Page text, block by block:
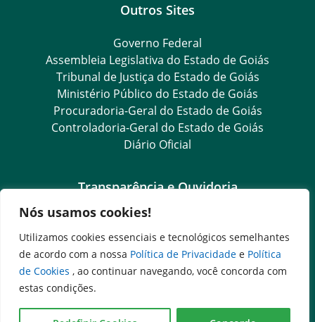
Nós usamos cookies!
Utilizamos cookies essenciais e tecnológicos semelhantes
de acordo com a nossa Política de Privacidade e Política
de Cookies , ao continuar navegando, você concorda com
estas condições.
Outros Sites
Governo Federal
Assembleia Legislativa do Estado de Goiás
Tribunal de Justiça do Estado de Goiás
Ministério Público do Estado de Goiás
Procuradoria-Geral do Estado de Goiás
Controladoria-Geral do Estado de Goiás
Diário Oficial
Transparência e Ouvidoria
LGPD
Goiás Transparência
Dados Abertos Goiás
SIC – Serviço de Informação ao Cidadão
e-SIC – Serviço Eletrônico de Informação ao Cidadão
Ouvidoria Setorial (Expresso)